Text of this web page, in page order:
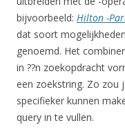
bijvoorbeeld: Hilton -
dat soort
genoemd. Het
in ??n zoekopdracht
een zoekstring. Zo zou
specifieker kunnen
query in te vullen.